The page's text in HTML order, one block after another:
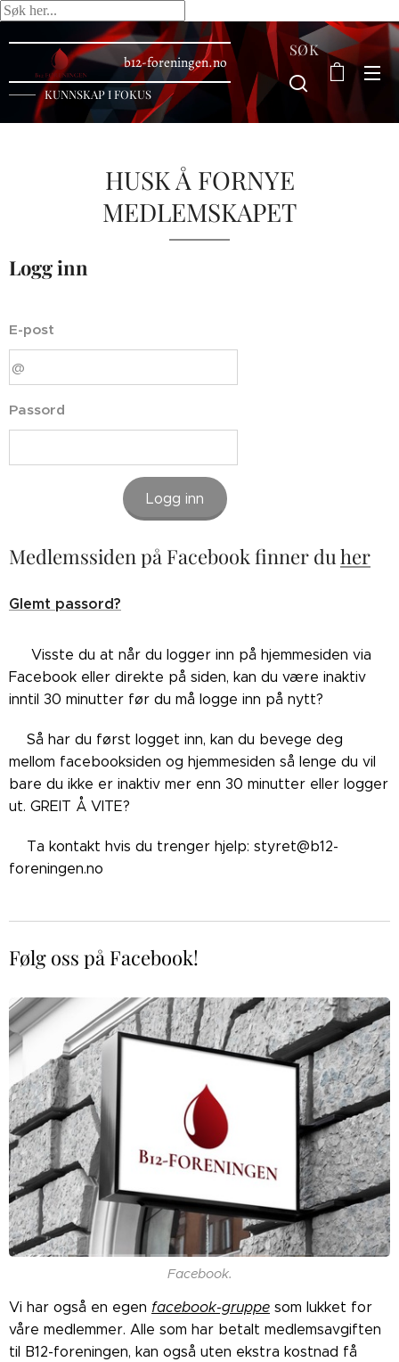
b12-foreningen.no
KUNNSKAP I FOKUS
SØK
HUSK Å FORNYE
MEDLEMSKAPET
Logg inn
E-post
Passord
Logg inn
Medlemssiden på Facebook finner duher
Glemt passord?
👉🏼Visste du at når du logger inn på hjemmesiden via
Facebook eller direkte på siden, kan du være inaktiv
inntil 30 minutter før du må logge inn på nytt?
👉🏼Så har du først logget inn, kan du bevege deg
mellom facebooksiden og hjemmesiden så lenge du vil
bare du ikke er inaktiv mer enn 30 minutter eller logger
ut. GREIT Å VITE?
👉🏼Ta kontakt hvis du trenger hjelp: styret@b12-
foreningen.no
Følg oss på Facebook!
Facebook.
Vi har også en egen facebook-gruppe som lukket for
våre medlemmer. Alle som har betalt medlemsavgiften
til B12-foreningen, kan også uten ekstra kostnad få